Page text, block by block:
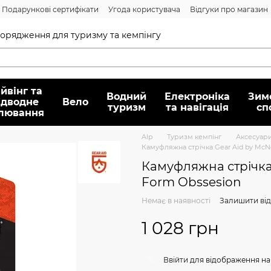
Подарункові сертифікати Угода користувача
Відгуки про магазин
для туризму та кемпінгу
та
Вело
Водний
туризм
Електроніка
та навігація
Alp Туризм кемпінг
Камуфляжна стрічка Gear Aid by
Камуфляжна
Form Obssesion
Немає в наявності Залишити
1 028 грн
Ввійти для відображення